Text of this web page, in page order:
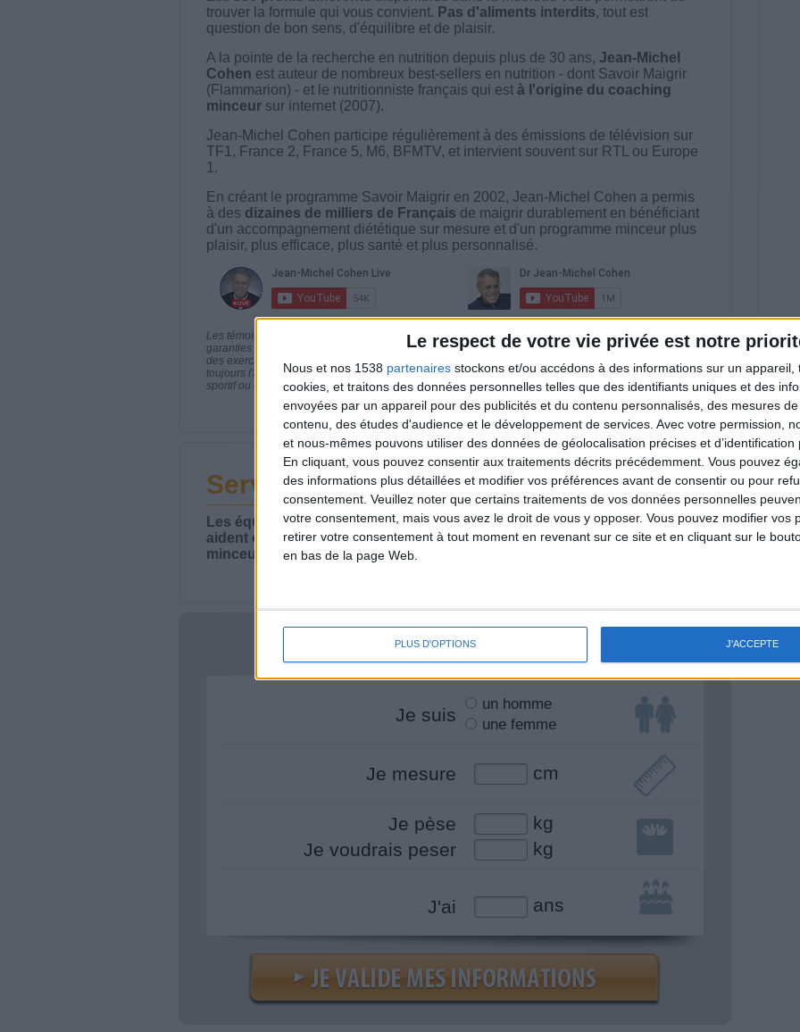
Le respect de votre vie privée est notre
Nous et nos 1538 partenaires stockons et/ou accédons à des informations sur un appareil,
cookies, et traitons des données personnelles telles que des identifiants uniques et des
envoyées par un appareil pour des publicités et du contenu personnalisés, des mesures
contenu, des études d'audience et le développement de services. Avec votre permission,
et nous-mêmes pouvons utiliser des données de géolocalisation précises et d’identification
En cliquant, vous pouvez consentir aux traitements décrits précédemment. Vous pouvez
des informations plus détaillées et modifier vos préférences avant de consentir ou pour
consentement. Veuillez noter que certains traitements de vos données personnelles
votre consentement, mais vous avez le droit de vous y opposer. Vous pouvez modifier vos
retirer votre consentement à tout moment en revenant sur ce site et en cliquant sur le
en bas de la page Web.
PLUS D'OPTIONS J'ACCEPTE
trouver la formule qui vous convient. Pas d'aliments interdits, tout est
question de bon sens, d'équilibre et de plaisir.
A la pointe de la recherche en nutrition depuis plus de 30 ans, Jean-Michel
Cohen est auteur de nombreux best-sellers en nutrition - dont Savoir Maigrir
(Flammarion) - et le nutritionniste français qui est à l'origine du coaching
minceursur internet (2007).
Jean-Michel Cohen participe régulièrement à des émissions de télévision sur
TF1, France 2, France 5, M6, BFMTV, et intervient souvent sur RTL ou Europe
1.
En créant le programme Savoir Maigrir en 2002, Jean-Michel Cohen a permis
à des dizaines de milliers de Français de maigrir durablement en bénéficiant
d'un accompagnement diététique sur mesure et d'un programme minceur plus
plaisir, plus efficace, plus santé et plus personnalisé.
Les témoignages présentés sont des expériences individuelles qui ne sont ni caractéristiques, ni
garanties. Comme pour tout programme de rééquilibrage alimentaire, des plans de repas contrôlés et
des exercices physiques réguliers sont nécessaires pour perdre du poids à long terme. Demandez
toujours l'avis de votre médecin traitant avant d'entreprendre un régime amincissant, un programme
sportif ou de modifier vos habitudes nutritionnelles.
Service-client & Motivation Voir tout
Les équipes du Service-client et de la Communauté Savoir Maigrir vous
aident chaque semaine à vous rapprocher sereinement de votre objectif
minceur.
Votre bilan minceur
Je suis
un homme
une femme
Je mesure cm
Je pèse
kg
Je voudrais peser
kg
J'ai ans